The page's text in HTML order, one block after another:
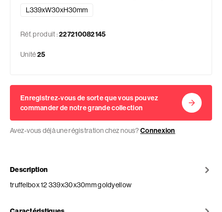
L339xW30xH30mm
Réf. produit :227210082145
Unité25
Enregistrez-vous de sorte que vous pouvez
commander de notre grande collection
Avez-vous déjà une régistration chez nous?Connexion
Description
truffelbox 12 339x30x30mm goldyellow